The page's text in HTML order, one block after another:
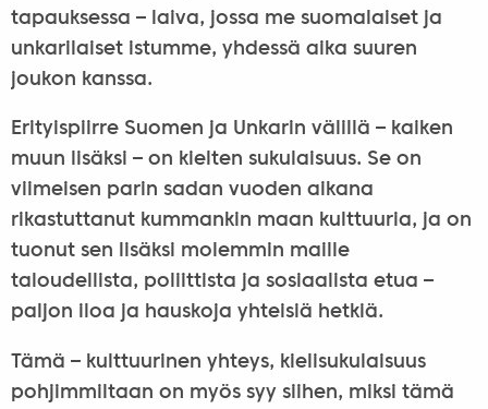
tapauksessa – laiva, jossa me suomalaiset ja
unkarilaiset istumme, yhdessä aika suuren
joukon kanssa.
Erityispiirre Suomen ja Unkarin välillä – kaiken
muun lisäksi – on kielten sukulaisuus. Se on
viimeisen parin sadan vuoden aikana
rikastuttanut kummankin maan kulttuuria, ja on
tuonut sen lisäksi molemmin maille
taloudellista, poliittista ja sosiaalista etua –
paljon iloa ja hauskoja yhteisiä hetkiä.
Tämä – kulttuurinen yhteys, kielisukulaisuus
pohjimmiltaan on myös syy siihen, miksi tämä